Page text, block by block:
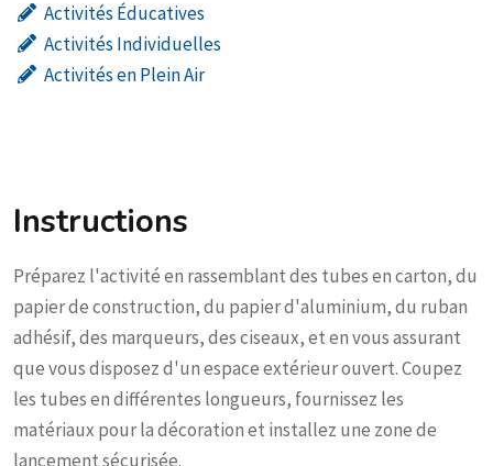
Activités Éducatives
Activités Individuelles
Activités en Plein Air
Instructions
Préparez l'activité en rassemblant des tubes en carton, du
papier de construction, du papier d'aluminium, du ruban
adhésif, des marqueurs, des ciseaux, et en vous assurant
que vous disposez d'un espace extérieur ouvert. Coupez
les tubes en différentes longueurs, fournissez les
matériaux pour la décoration et installez une zone de
lancement sécurisée.